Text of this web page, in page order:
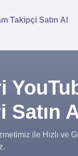
Takipçi Satın Al
Satın
ile Hızlı ve